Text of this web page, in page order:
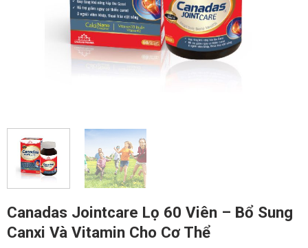
Canadas Jointcare Lọ 60 Viên – Bổ Sung
Canxi Và Vitamin Cho Cơ Thể